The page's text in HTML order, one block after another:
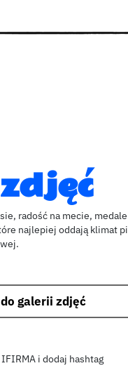
radość na mecie,
najlepiej oddają klimat
galerii zdjęć
i dodaj hashtag